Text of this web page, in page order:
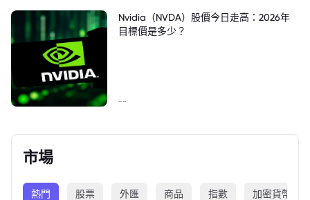
市場
熱門 股票 外匯 商品 指數 加密貨幣
Nvidia（NVDA）股價今日走高：2026年
目標價是多少？
--